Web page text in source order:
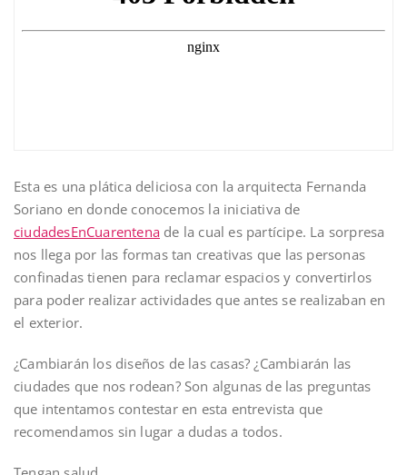
Esta es una plática deliciosa con la arquitecta Fernanda
Soriano en donde conocemos la iniciativa de
ciudadesEnCuarentena de la cual es partícipe. La sorpresa
nos llega por las formas tan creativas que las personas
confinadas tienen para reclamar espacios y convertirlos
para poder realizar actividades que antes se realizaban en
el exterior.
¿Cambiarán los diseños de las casas? ¿Cambiarán las
ciudades que nos rodean? Son algunas de las preguntas
que intentamos contestar en esta entrevista que
recomendamos sin lugar a dudas a todos.